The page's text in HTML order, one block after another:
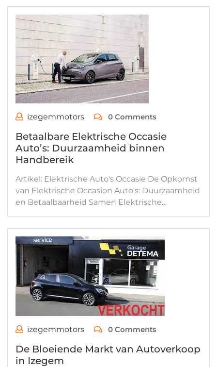
izegemmotors 0 Comments
Betaalbare Elektrische Occasie
Auto’s: Duurzaamheid binnen
Handbereik
Artikel: Elektrische Auto's Occasie De Opkomst
van Elektrische Occasion Auto's: Duurzaamheid
en Betaalbaarheid Samen Elektrische…
izegemmotors 0 Comments
De Bloeiende Markt van Autoverkoop
in Izegem